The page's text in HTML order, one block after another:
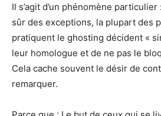
Il s’agit d’un phénomène
sûr des exceptions, la plupart des
pratiquent le ghosting décident «
leur homologue et de ne pas le
Cela cache souvent le désir de
remarquer.